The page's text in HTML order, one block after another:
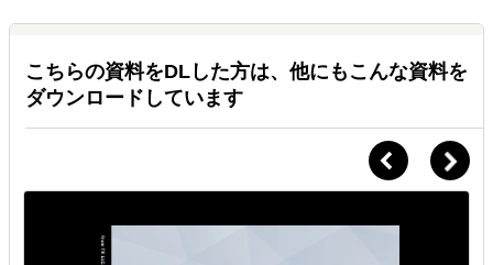
こちらの資料をDLした方は、他にもこんな資料を
ダウンロードしています